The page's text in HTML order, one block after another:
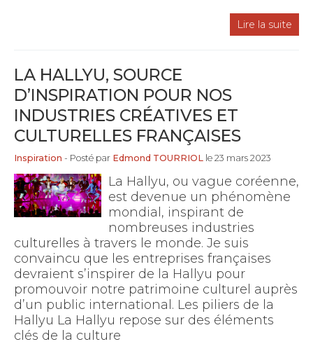
Lire la suite
LA HALLYU, SOURCE
D’INSPIRATION POUR NOS
INDUSTRIES CRÉATIVES ET
CULTURELLES FRANÇAISES
Inspiration - Posté par Edmond TOURRIOL le 23 mars 2023
La Hallyu, ou vague coréenne,
est devenue un phénomène
mondial, inspirant de
nombreuses industries
culturelles à travers le monde. Je suis
convaincu que les entreprises françaises
devraient s’inspirer de la Hallyu pour
promouvoir notre patrimoine culturel auprès
d’un public international. Les piliers de la
Hallyu La Hallyu repose sur des éléments
clés de la culture